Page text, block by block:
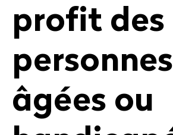
profit des
personnes
âgées ou